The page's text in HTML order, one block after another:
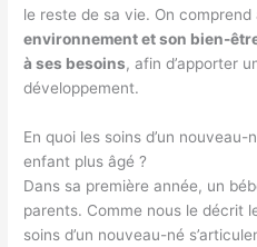
le reste de sa vie. On
environnement et son bien-
à ses besoins, afin d’apporter
développement.
En quoi les soins d’un nouveau-
enfant plus âgé ?
Dans sa première année, un
parents. Comme nous le décrit
soins d’un nouveau-né